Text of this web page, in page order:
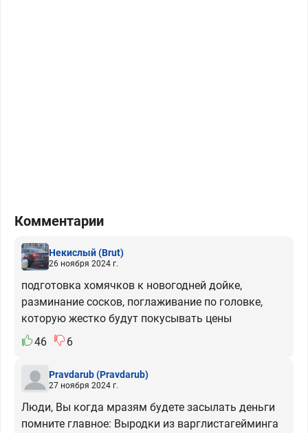
Комментарии
Некислый(Brut)
26 ноября 2024 г.
подготовка хомячков к новогодней дойке,
разминание сосков, поглаживание по головке,
которую жестко будут покусывать цены
46
6
Pravdarub(Pravdarub)
27 ноября 2024 г.
Люди, Вы когда мразям будете засылать деньги
помните главное: Выродки из варглистагейминга